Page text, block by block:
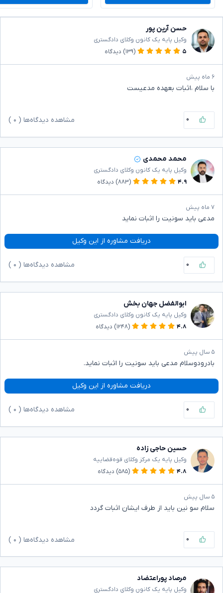
حسن آرین پور
وکیل پایه یک کانون وکلای دادگستری
۵
(۱۳۹) دیدگاه
۶ ماه پیش
با سلام ،اثبات بعهده مدعیست
۰ مشاهده دیدگاه‌ها ( ۰
محمد محمدی
وکیل پایه یک کانون وکلای دادگستری
۴.۹
(۸۸۳) دیدگاه
۷ ماه پیش
مدعی باید سونیت را اثبات نماید
دریافت مشاوره از این وکیل
۰ مشاهده دیدگاه‌ها ( ۰
ابوالفضل جهان بخش
وکیل پایه یک کانون وکلای دادگستری
۴.۸
(۱۲۴۸) دیدگاه
۵ سال پیش
بادرودوسلام مدعی باید سونیت را اثبات نماید.
دریافت مشاوره از این وکیل
۰ مشاهده دیدگاه‌ها ( ۰
حسین حاجی زاده
وکیل پایه یک مرکز وکلای قوه‌قضاییه
۴.۸
(۵۸۵) دیدگاه
۵ سال پیش
سلام سو نین باید از طرف ایشان اثبات گردد
۰ مشاهده دیدگاه‌ها ( ۰
مرصاد پوراعتضاد
وکیل پایه یک کانون وکلای دادگستری